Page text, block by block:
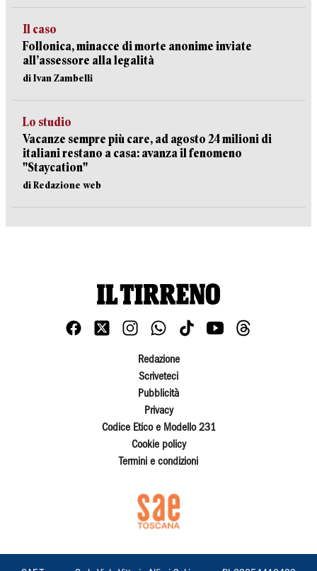
Il caso
Follonica, minacce di morte anonime inviate
all’assessore alla legalità
di Ivan Zambelli
Lo studio
Vacanze sempre più care, ad agosto 24 milioni di
italiani restano a casa: avanza il fenomeno
"Staycation"
di Redazione web
Redazione
Scriveteci
Pubblicità
Privacy
Codice Etico e Modello 231
Cookie policy
Termini e condizioni